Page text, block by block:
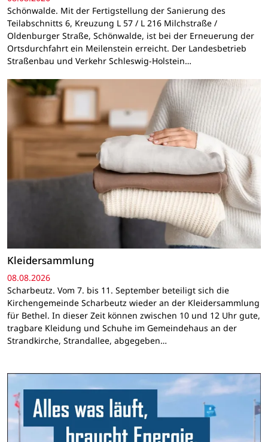
Schönwalde. Mit der Fertigstellung der Sanierung des
Teilabschnitts 6, Kreuzung L 57 / L 216 Milchstraße /
Oldenburger Straße, Schönwalde, ist bei der Erneuerung der
Ortsdurchfahrt ein Meilenstein erreicht. Der Landesbetrieb
Straßenbau und Verkehr Schleswig-Holstein…
Kleidersammlung
08.08.2026
Scharbeutz. Vom 7. bis 11. September beteiligt sich die
Kirchengemeinde Scharbeutz wieder an der Kleidersammlung
für Bethel. In dieser Zeit können zwischen 10 und 12 Uhr gute,
tragbare Kleidung und Schuhe im Gemeindehaus an der
Strandkirche, Strandallee, abgegeben…